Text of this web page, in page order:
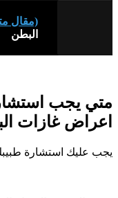
(مقال
البطن
متي يجب
اعراض غازات
يجب عليك استشارة